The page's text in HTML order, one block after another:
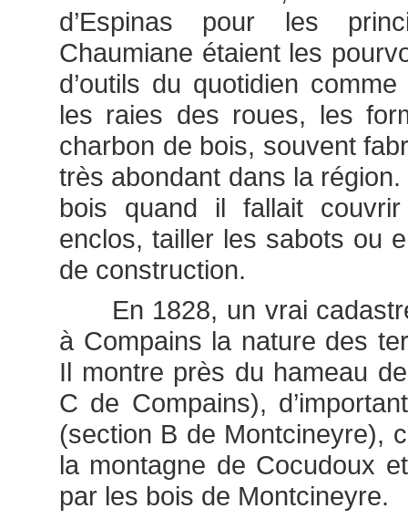
d’Espinas pour les
Chaumiane étaient les
d’outils du quotidien
les raies des roues, les
charbon de bois, souvent
très abondant dans la
bois quand il fallait
enclos, tailler les sabots ou
de construction.
En 1828, un vrai
à Compains la nature des
Il montre près du hameau
C de Compains),
(section B de Montcineyre),
la montagne de Cocudoux
par les bois de Montcineyre.